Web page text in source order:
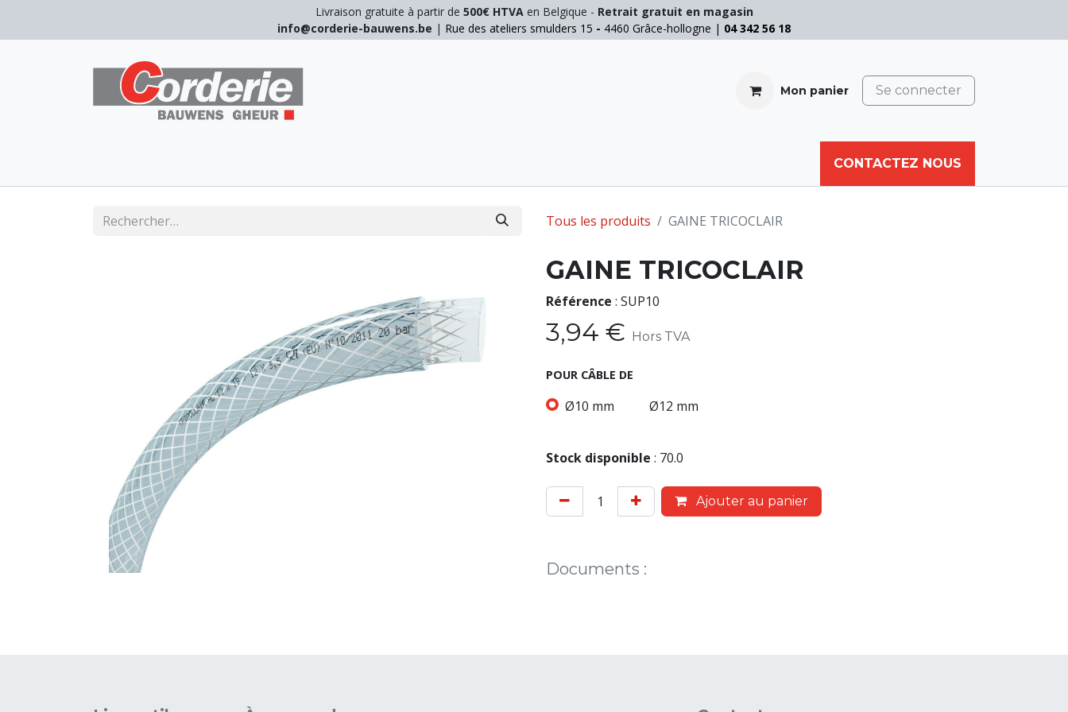
Livraison gratuite à partir de 500€ HTVAen Belgique - Retrait gratuit en magasin
info@corderie-bauwens.be | Rue des ateliers smulders 15 - 4460 Grâce-hollogne | 04 342 56 18
Mon panier Se connecter
CORDE AUTRES
CONTACTEZ NOUS
Tous les produits GAINE TRICOCLAIR
GAINE TRICOCLAIR
Référence : SUP10
3,94 € Hors TVA
POUR CÂBLE DE
Ø10 mm Ø12 mm
Stock disponible : 70.0
Ajouter au panier
Documents :